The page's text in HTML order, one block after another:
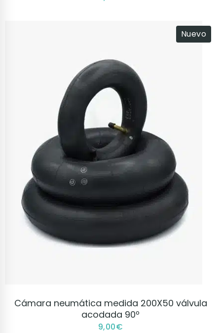
Nuevo
VER PRODUCTO
Cámara neumática medida 200X50 válvula
acodada 90º
9,00€